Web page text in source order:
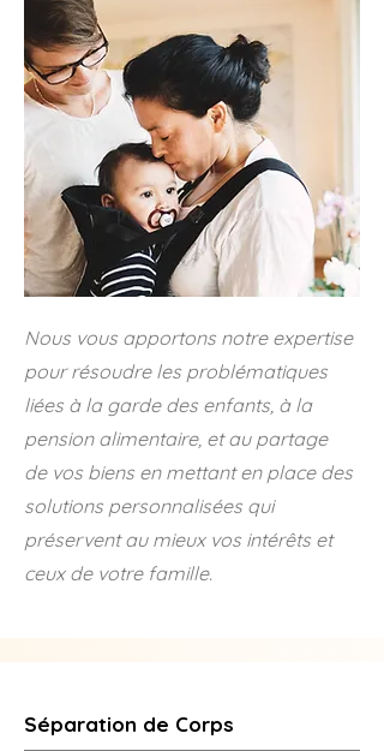
Nous vous apportons notre expertise
pour résoudre les problématiques
liées à la garde des enfants, à la
pension alimentaire, et au partage
de vos biens en mettant en place des
solutions personnalisées qui
préservent au mieux vos intérêts et
ceux de votre famille.
Séparation de Corps